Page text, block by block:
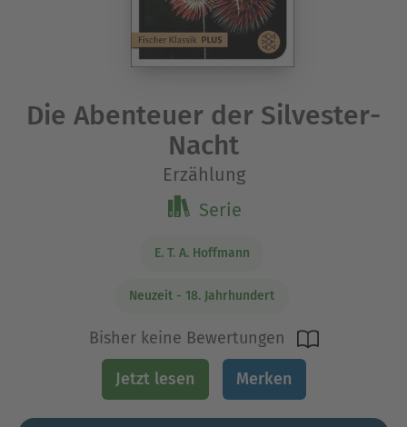
Die Abenteuer der Silvester-
Nacht
Erzählung
Serie
E. T. A. Hoffmann
Neuzeit - 18. Jahrhundert
Bisher keine Bewertungen
Jetzt lesen Merken